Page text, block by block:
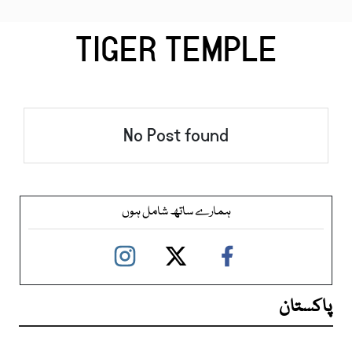
TIGER TEMPLE
No Post found
ہمارے ساتھ شامل ہوں
پاکستان